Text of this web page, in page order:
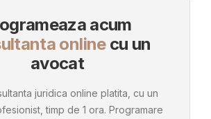
acum
onlinecu un
avocat
juridica online platita, cu un
timp de 1 ora. Programare